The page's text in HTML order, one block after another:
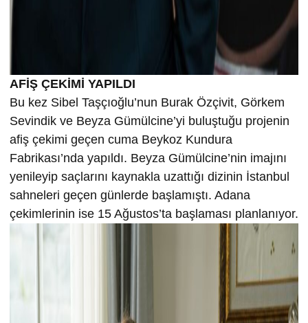
AFİŞ ÇEKİMİ YAPILDI
Bu kez Sibel Taşçıoğlu’nun Burak Özçivit, Görkem
Sevindik ve Beyza Gümülcine’yi buluştuğu projenin
afiş çekimi geçen cuma Beykoz Kundura
Fabrikası’nda yapıldı. Beyza Gümülcine’nin imajını
yenileyip saçlarını kaynakla uzattığı dizinin İstanbul
sahneleri geçen günlerde başlamıştı. Adana
çekimlerinin ise 15 Ağustos’ta başlaması planlanıyor.